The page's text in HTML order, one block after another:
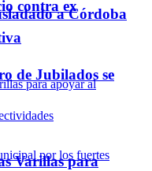
contra ex
Varillas para
a Córdoba
de Jubilados se